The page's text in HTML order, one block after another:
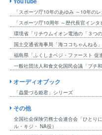
「スポーツ庁10年のあゆみ ～10年の
「スポーツ庁10周年 ～歴代長官インタ
環境省「リチウムイオン電池の「３つ
国土交通省海事局「海ココちゃんねる
福島県「ふくしまベジ・ファースト 促
一般社団法人和食文化国民会議「プチ
オーディオブック
「蟲愛づる姫君」シリーズ
その他
全国社会保険労務士会連合会「ひとり
ル・キジ・ NA役）